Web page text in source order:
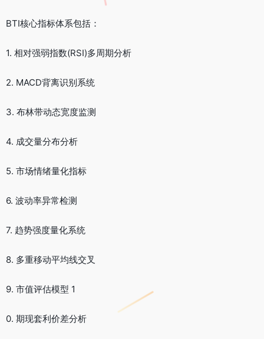
BTI核心指标体系包括：
1. 相对强弱指数(RSI)多周期分析
2. MACD背离识别系统
3. 布林带动态宽度监测
4. 成交量分布分析
5. 市场情绪量化指标
6. 波动率异常检测
7. 趋势强度量化系统
8. 多重移动平均线交叉
9. 市值评估模型 1
0. 期现套利价差分析